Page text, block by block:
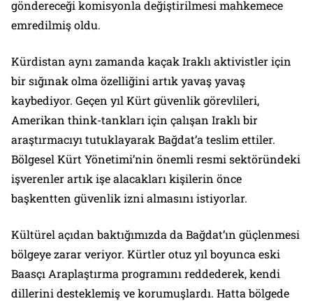
göndereceği komisyonla değiştirilmesi mahkemece
emredilmiş oldu.
Kürdistan aynı zamanda kaçak Iraklı aktivistler için
bir sığınak olma özelliğini artık yavaş yavaş
kaybediyor. Geçen yıl Kürt güvenlik görevlileri,
Amerikan think-tankları için çalışan Iraklı bir
araştırmacıyı tutuklayarak Bağdat’a teslim ettiler.
Bölgesel Kürt Yönetimi’nin önemli resmi sektöründeki
işverenler artık işe alacakları kişilerin önce
başkentten güvenlik izni almasını istiyorlar.
Kültürel açıdan baktığımızda da Bağdat’ın güçlenmesi
bölgeye zarar veriyor. Kürtler otuz yıl boyunca eski
Baasçı Araplaştırma programını reddederek, kendi
dillerini desteklemiş ve korumuşlardı. Hatta bölgede